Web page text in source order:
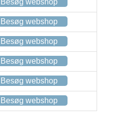
Besøg webshop
Besøg webshop
Besøg webshop
Besøg webshop
Besøg webshop